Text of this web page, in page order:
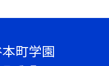
町学園